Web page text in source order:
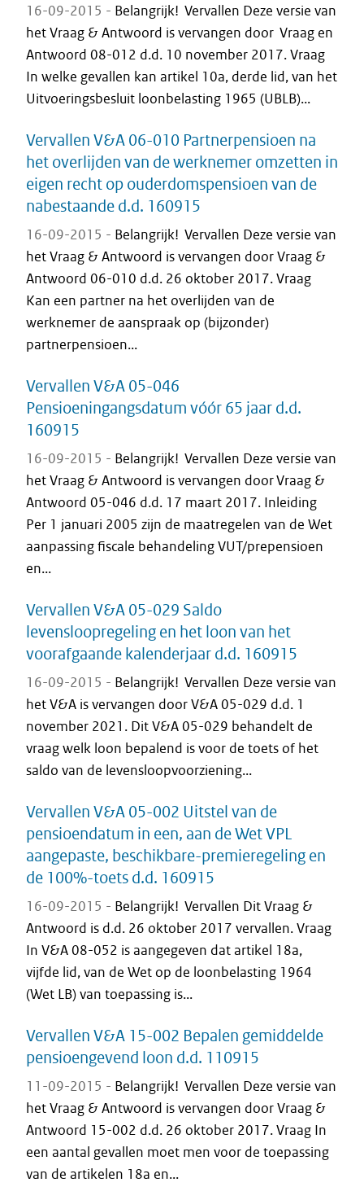
16-09-2015 - Belangrijk! Vervallen Deze versie van
het Vraag & Antwoord is vervangen door Vraag en
Antwoord 08-012 d.d. 10 november 2017. Vraag
In welke gevallen kan artikel 10a, derde lid, van het
Uitvoeringsbesluit loonbelasting 1965 (UBLB)...
Vervallen V&A 06-010 Partnerpensioen na
het overlijden van de werknemer omzetten in
eigen recht op ouderdomspensioen van de
nabestaande d.d. 160915
16-09-2015 - Belangrijk! Vervallen Deze versie van
het Vraag & Antwoord is vervangen door Vraag &
Antwoord 06-010 d.d. 26 oktober 2017. Vraag
Kan een partner na het overlijden van de
werknemer de aanspraak op (bijzonder)
partnerpensioen...
Vervallen V&A 05-046
Pensioeningangsdatum vóór 65 jaar d.d.
160915
16-09-2015 - Belangrijk! Vervallen Deze versie van
het Vraag & Antwoord is vervangen door Vraag &
Antwoord 05-046 d.d. 17 maart 2017. Inleiding
Per 1 januari 2005 zijn de maatregelen van de Wet
aanpassing fiscale behandeling VUT/prepensioen
en...
Vervallen V&A 05-029 Saldo
levensloopregeling en het loon van het
voorafgaande kalenderjaar d.d. 160915
16-09-2015 - Belangrijk! Vervallen Deze versie van
het V&A is vervangen door V&A 05-029 d.d. 1
november 2021. Dit V&A 05-029 behandelt de
vraag welk loon bepalend is voor de toets of het
saldo van de levensloopvoorziening...
Vervallen V&A 05-002 Uitstel van de
pensioendatum in een, aan de Wet VPL
aangepaste, beschikbare-premieregeling en
de 100%-toets d.d. 160915
16-09-2015 - Belangrijk! Vervallen Dit Vraag &
Antwoord is d.d. 26 oktober 2017 vervallen. Vraag
In V&A 08-052 is aangegeven dat artikel 18a,
vijfde lid, van de Wet op de loonbelasting 1964
(Wet LB) van toepassing is...
Vervallen V&A 15-002 Bepalen gemiddelde
pensioengevend loon d.d. 110915
11-09-2015 - Belangrijk! Vervallen Deze versie van
het Vraag & Antwoord is vervangen door Vraag &
Antwoord 15-002 d.d. 26 oktober 2017. Vraag In
een aantal gevallen moet men voor de toepassing
van de artikelen 18a en...